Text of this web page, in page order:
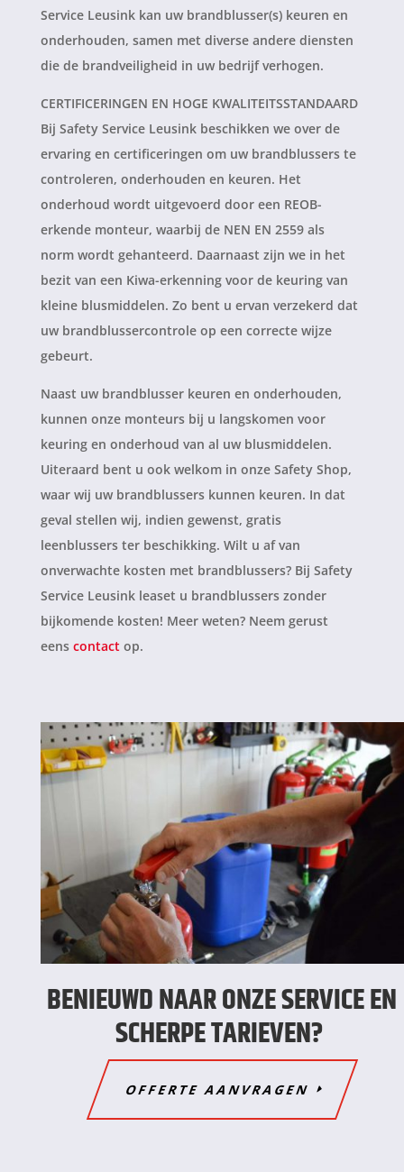
Service Leusink kan uw brandblusser(s) keuren en
onderhouden, samen met diverse andere diensten
die de brandveiligheid in uw bedrijf verhogen.
CERTIFICERINGEN EN HOGE KWALITEITSSTANDAARD
Bij Safety Service Leusink beschikken we over de
ervaring en certificeringen om uw brandblussers te
controleren, onderhouden en keuren. Het
onderhoud wordt uitgevoerd door een REOB-
erkende monteur, waarbij de NEN EN 2559 als
norm wordt gehanteerd. Daarnaast zijn we in het
bezit van een Kiwa-erkenning voor de keuring van
kleine blusmiddelen. Zo bent u ervan verzekerd dat
uw brandblussercontrole op een correcte wijze
gebeurt.
Naast uw brandblusser keuren en onderhouden,
kunnen onze monteurs bij u langskomen voor
keuring en onderhoud van al uw blusmiddelen.
Uiteraard bent u ook welkom in onze Safety Shop,
waar wij uw brandblussers kunnen keuren. In dat
geval stellen wij, indien gewenst, gratis
leenblussers ter beschikking. Wilt u af van
onverwachte kosten met brandblussers? Bij Safety
Service Leusink leaset u brandblussers zonder
bijkomende kosten! Meer weten? Neem gerust
eens contactop.
BENIEUWD NAAR ONZE SERVICE EN
SCHERPE TARIEVEN?
OFFERTE AANVRAGEN